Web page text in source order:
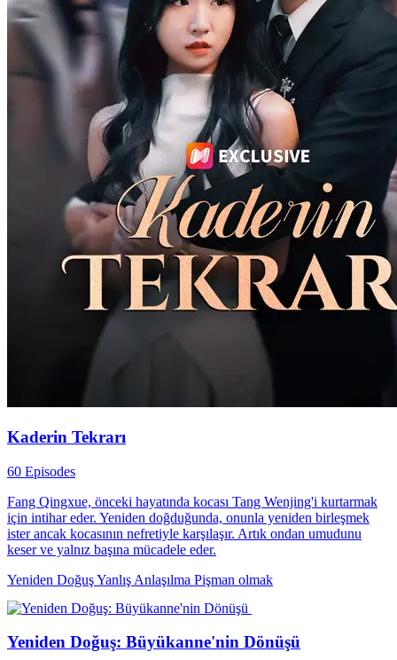
Kaderin Tekrarı
60 Episodes
Fang Qingxue, önceki hayatında kocası Tang Wenjing'i kurtarmak
için intihar eder. Yeniden doğduğunda, onunla yeniden birleşmek
ister ancak kocasının nefretiyle karşılaşır. Artık ondan umudunu
keser ve yalnız başına mücadele eder.
Yeniden DoğuşYanlış Anlaşılma Pişman olmak
Yeniden Doğuş: Büyükanne'nin Dönüşü